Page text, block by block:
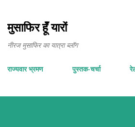
मुसाफिर हूँ यारों
नीरज मुसाफिर का यात्रा ब्लॉग
राज्यवार भ्रमण पुस्तक-चर्चा